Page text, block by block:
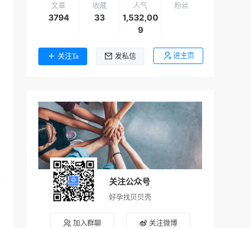
文章
3794
收藏
33
人气
1,532,00
9
粉丝
关注Ta 发私信 进主页
关注公众号
好孕找贝贝壳
加入群聊 关注微博